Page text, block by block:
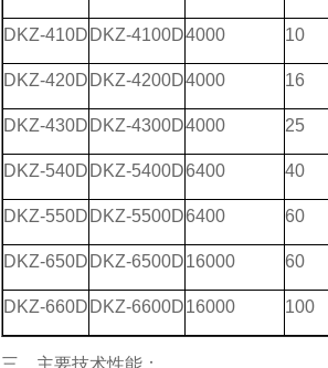
DKZ-410D DKZ-4100D4000 10
DKZ-420D DKZ-4200D4000 16
DKZ-430D DKZ-4300D4000 25
DKZ-540D DKZ-5400D6400 40
DKZ-550D DKZ-5500D6400 60
DKZ-650D DKZ-6500D16000 60
DKZ-660D DKZ-6600D16000 100
三、主要技术性能：